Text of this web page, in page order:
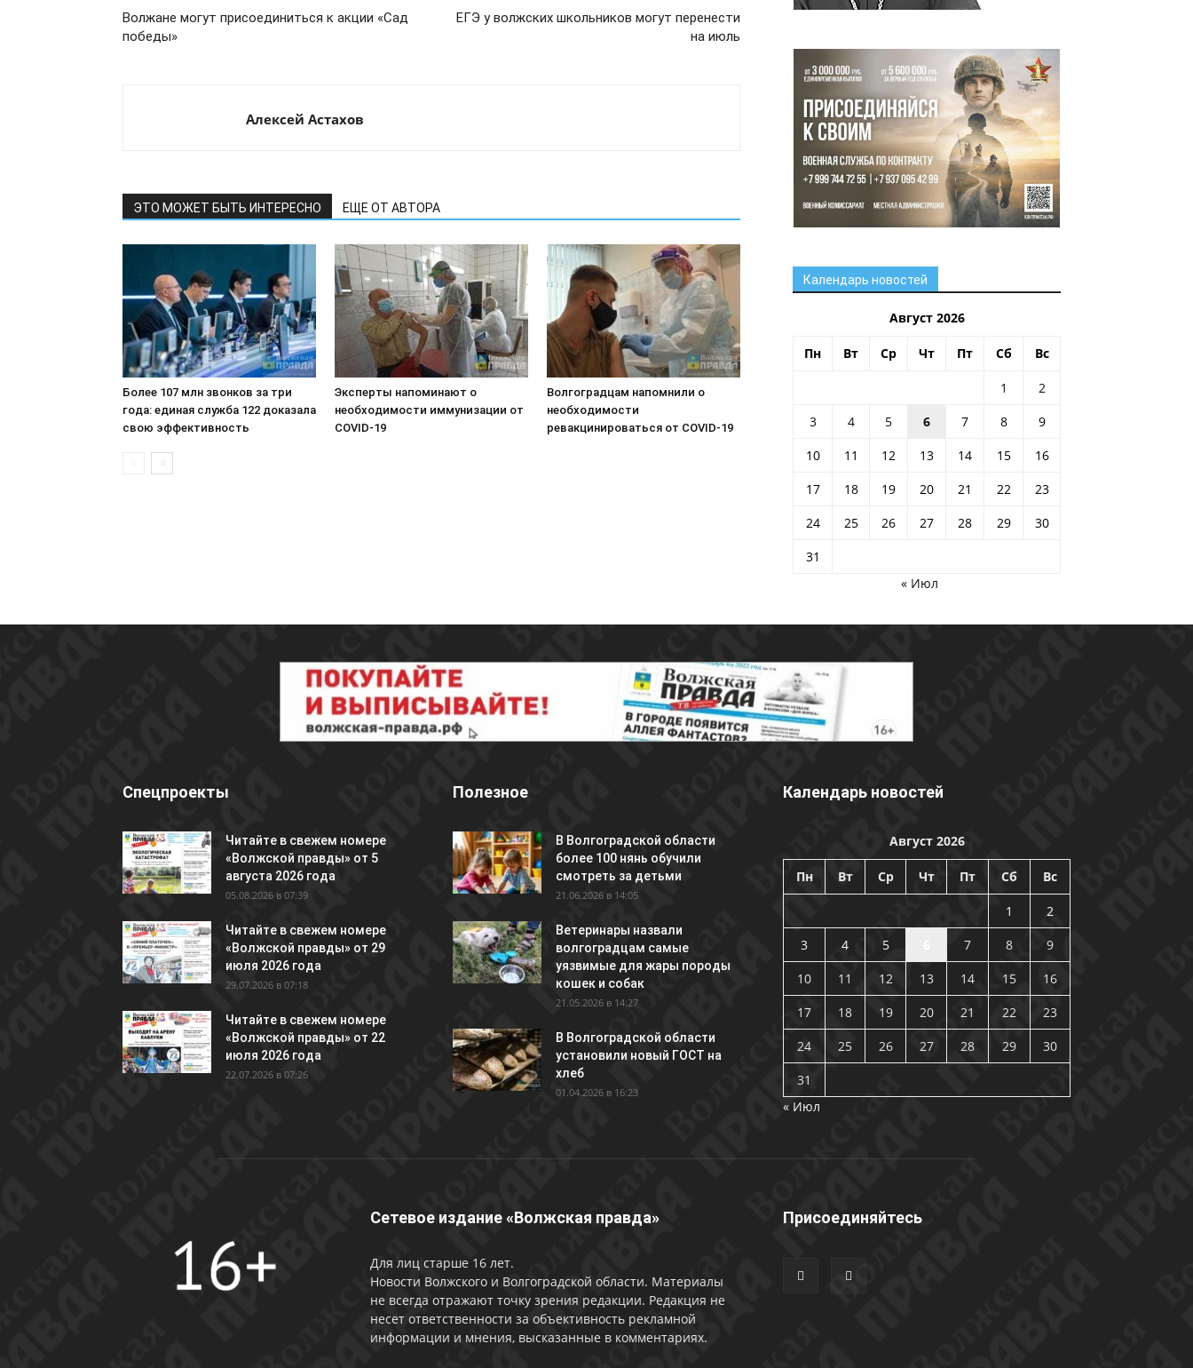
Волжане могут присоединиться к акции «Сад
победы»
ЕГЭ у волжских школьников могут перенести
на июль
Алексей Астахов
ЭТО МОЖЕТ БЫТЬ ИНТЕРЕСНО ЕЩЕ ОТ АВТОРА
Более 107 млн звонков за три
года: единая служба 122 доказала
свою эффективность
Эксперты напоминают о
необходимости иммунизации от
COVID-19
Волгоградцам напомнили о
необходимости
ревакцинироваться от COVID-19
Календарь новостей
Август 2026
Пн Вт Ср Чт Пт Сб Вс
1
2
3
4 5 6 7 8
9
10
11 12 13 14 15
16
17
18 19 20 21 22
23
24
25 26 27 28 29
30
31
« Июл
Спецпроекты
Читайте в свежем номере
«Волжской правды» от 5
августа 2026 года
05.08.2026 в 07:39
Читайте в свежем номере
«Волжской правды» от 29
июля 2026 года
29.07.2026 в 07:18
Читайте в свежем номере
«Волжской правды» от 22
июля 2026 года
22.07.2026 в 07:26
Полезное
В Волгоградской области
более 100 нянь обучили
смотреть за детьми
21.06.2026 в 14:05
Ветеринары назвали
волгоградцам самые
уязвимые для жары породы
кошек и собак
21.05.2026 в 14:27
В Волгоградской области
установили новый ГОСТ на
хлеб
01.04.2026 в 16:23
Календарь новостей
Август 2026
Пн Вт Ср Чт Пт Сб Вс
1
2
3
4 5 7 8
9
10
11 12 13 14 15
16
17
18 19 20 21 22
23
24
25 26 27 28 29
30
31
« Июл
Сетевое издание «Волжская правда»
Для лиц старше 16 лет.
Новости Волжского и Волгоградской области. Материалы
не всегда отражают точку зрения редакции. Редакция не
несет ответственности за объективность рекламной
информации и мнения, высказанные в комментариях.
Присоединяйтесь